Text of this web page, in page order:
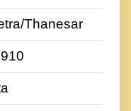
Thanesar